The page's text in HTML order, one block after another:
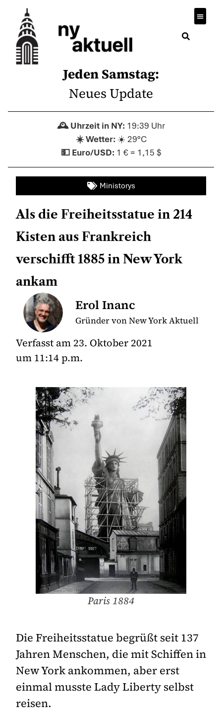
Jeden Samstag:
Neues Update
19:39 Uhr
☀️ 29°C
1 € = 1,15 $
Ministorys
Als die Freiheitsstatue in 214
Kisten aus Frankreich
verschifft 1885 in New York
ankam
Erol Inanc
Gründer von New York Aktuell
Verfasst am 23. Oktober 2021
um 11:14 p.m.
Paris 1884
Die Freiheitsstatue begrüßt seit 137
Jahren Menschen, die mit Schiffen in
New York ankommen, aber erst
einmal musste Lady Liberty selbst
reisen.